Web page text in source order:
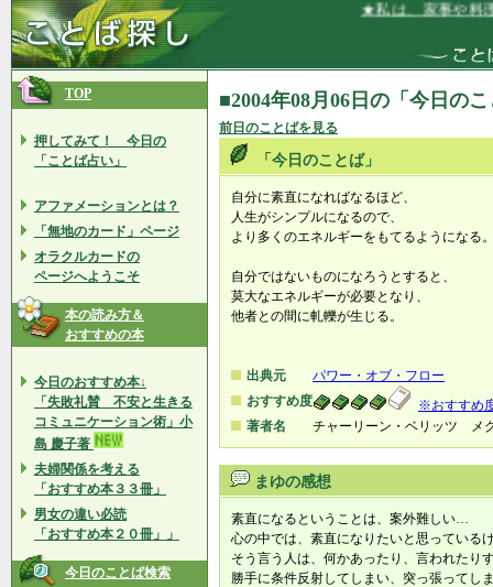
★私は、家事や料理
TOP
押してみて！ 今日の
「ことば占い」
アファメーションとは？
「無地のカード」ページ
オラクルカードの
ページへようこそ
本の読み方＆
おすすめの本
今日のおすすめ本↓
「失敗礼賛 不安と生きる
コミュニケーション術」小
島 慶子著
夫婦関係を考える
「おすすめ本３３冊」
男女の違い必読
「おすすめ本２０冊」」
今日のことば検索
■2004年08月06日の「今日の
前日のことばを見る
「今日のことば」
自分に素直になればなるほど、
人生がシンプルになるので、
より多くのエネルギーをもてるようになる
自分ではないものになろうとすると、
莫大なエネルギーが必要となり、
他者との間に軋轢が生じる。
出典元
パワー・オブ・フロー
おすすめ度
※おすすめ
著者名
チャーリーン・ベリッツ メ
まゆの感想
素直になるということは、案外難しい…
心の中では、素直になりたいと思っている
そう言う人は、何かあったり、言われたり
勝手に条件反射してしまい、突っ張ってし